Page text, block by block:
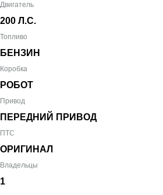
Двигатель
200 Л.С.
Топливо
БЕНЗИН
Коробка
РОБОТ
Привод
ПЕРЕДНИЙ ПРИВОД
ПТС
ОРИГИНАЛ
Владельцы
1